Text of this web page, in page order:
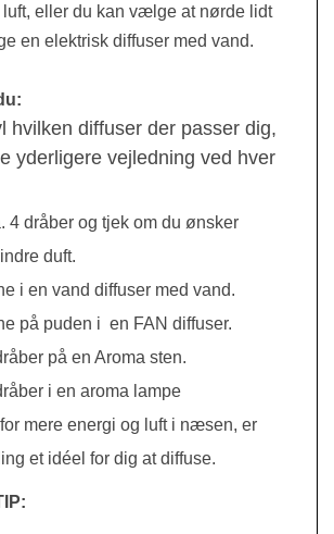
eller du kan vælge at nørde lidt
en elektrisk diffuser med vand.
hvilken diffuser der passer dig,
yderligere vejledning ved hver
4 dråber og tjek om du ønsker
duft.
i en vand diffuser med vand.
på puden i en FAN diffuser.
på en Aroma sten.
i en aroma lampe
mere energi og luft i næsen, er
et idéel for dig at diffuse.